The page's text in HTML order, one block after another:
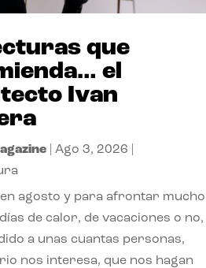
que
el
Ivan
|Ago 3, 2026
agosto y para afrontar mucho
de calor, de vacaciones o no,
a unas cuantas personas,
nos interesa, que nos hagan